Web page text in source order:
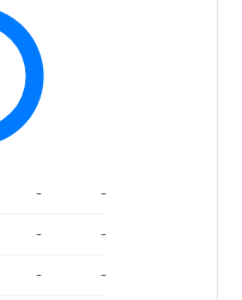
-
-
-
-
-
-